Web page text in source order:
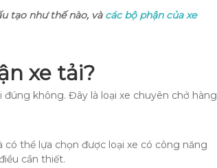
tạo như thế nào, và các bộ phận của xe
xe tải?
không. Đây là loại xe chuyên chở hàng
thể lựa chọn được loại xe có công năng
cần thiết.